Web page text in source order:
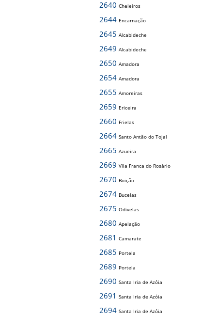
2640 Cheleiros
2644 Encarnação
2645 Alcabideche
2649 Alcabideche
2650 Amadora
2654 Amadora
2655 Amoreiras
2659 Ericeira
2660 Frielas
2664 Santo Antão do Tojal
2665 Azueira
2669 Vila Franca do Rosário
2670 Boição
2674 Bucelas
2675 Odivelas
2680 Apelação
2681 Camarate
2685 Portela
2689 Portela
2690 Santa Iria de Azóia
2691 Santa Iria de Azóia
2694 Santa Iria de Azóia